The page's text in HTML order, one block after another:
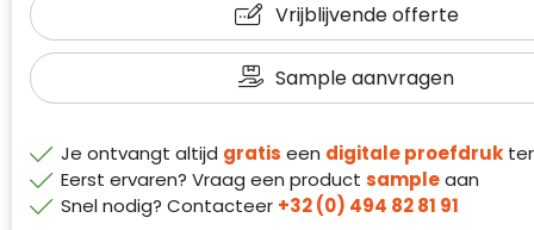
Vrijblijvende offerte
Sample aanvragen
Je ontvangt altijd gratis een digitale proefdrukter
Eerst ervaren? Vraag een product sampleaan
Snel nodig? Contacteer +32 (0) 494 82 81 91
Klantenbeoordelingen laten zien hoe een
website in het algemeen aan de behoeften